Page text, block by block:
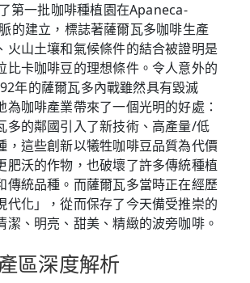
第一批咖啡種植園在Apaneca-
的建立，標誌著薩爾瓦多咖啡生產
火山土壤和氣候條件的結合被證明是
比卡咖啡豆的理想條件。令人意外的
年的薩爾瓦多內戰雖然具有毀滅
為咖啡產業帶來了一個光明的好處：
多的鄰國引入了新技術、高產量/低
，這些創新以犧牲咖啡豆品質為代價
肥沃的作物，也破壞了許多傳統種植
傳統品種。而薩爾瓦多當時正在經歷
代化」，從而保存了今天備受推崇的
潔、明亮、甜美、精緻的波旁咖啡。
區深度解析